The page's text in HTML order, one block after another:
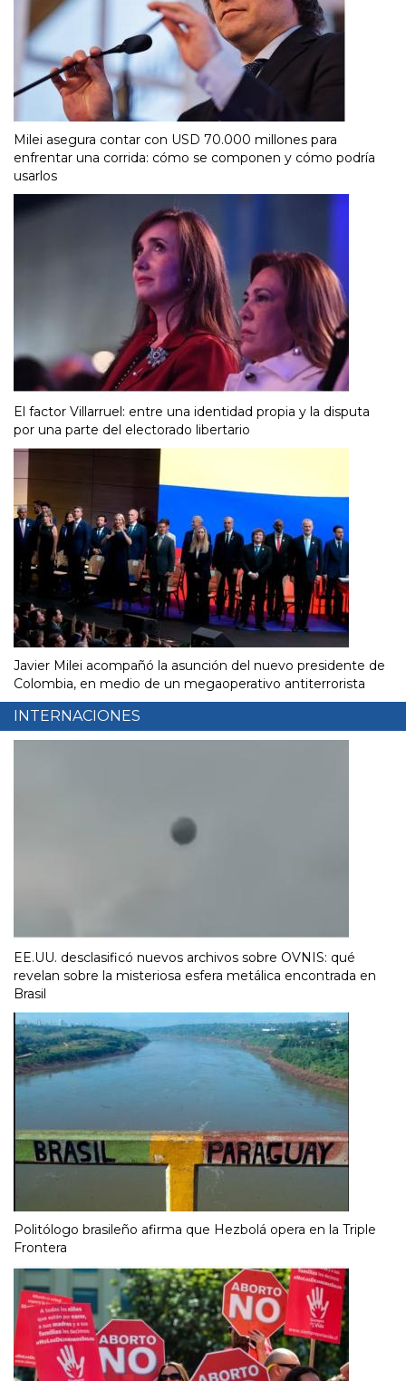
Milei asegura contar con USD 70.000 millones para
enfrentar una corrida: cómo se componen y cómo podría
usarlos
El factor Villarruel: entre una identidad propia y la disputa
por una parte del electorado libertario
Javier Milei acompañó la asunción del nuevo presidente de
Colombia, en medio de un megaoperativo antiterrorista
INTERNACIONES
EE.UU. desclasificó nuevos archivos sobre OVNIS: qué
revelan sobre la misteriosa esfera metálica encontrada en
Brasil
Politólogo brasileño afirma que Hezbolá opera en la Triple
Frontera